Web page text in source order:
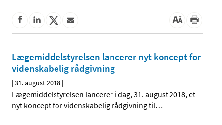
Lægemiddelstyrelsen lancerer nyt koncept for
videnskabelig rådgivning
|31. august 2018 |
Lægemiddelstyrelsen lancerer i dag, 31. august 2018, et
nyt koncept for videnskabelig rådgivning til…